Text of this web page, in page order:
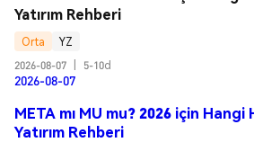
Yatırım Rehberi
Orta
YZ
2026-08-07
5-10d
2026-08-07
META mı MU mu? 2026 için Hangi
Yatırım Rehberi